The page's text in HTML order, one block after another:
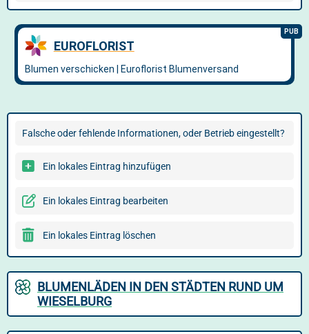
Falsche oder fehlende Informationen, oder Betrieb eingestellt?
Ein lokales Eintrag hinzufügen
Ein lokales Eintrag bearbeiten
Ein lokales Eintrag löschen
BLUMENLÄDEN IN DEN STÄDTEN RUND UM
WIESELBURG